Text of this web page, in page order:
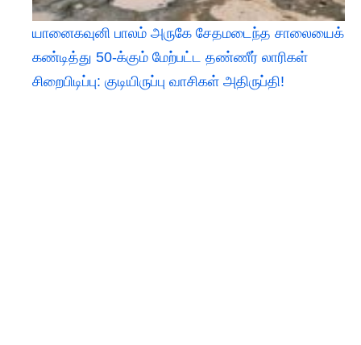
யானைகவுனி பாலம் அருகே சேதமடைந்த சாலையைக்
கண்டித்து 50-க்கும் மேற்பட்ட தண்ணீர் லாரிகள்
சிறைபிடிப்பு: குடியிருப்பு வாசிகள் அதிருப்தி!